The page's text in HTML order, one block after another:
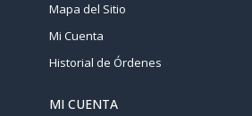
Mapa del Sitio
Mi Cuenta
Historial de Órdenes
MI CUENTA